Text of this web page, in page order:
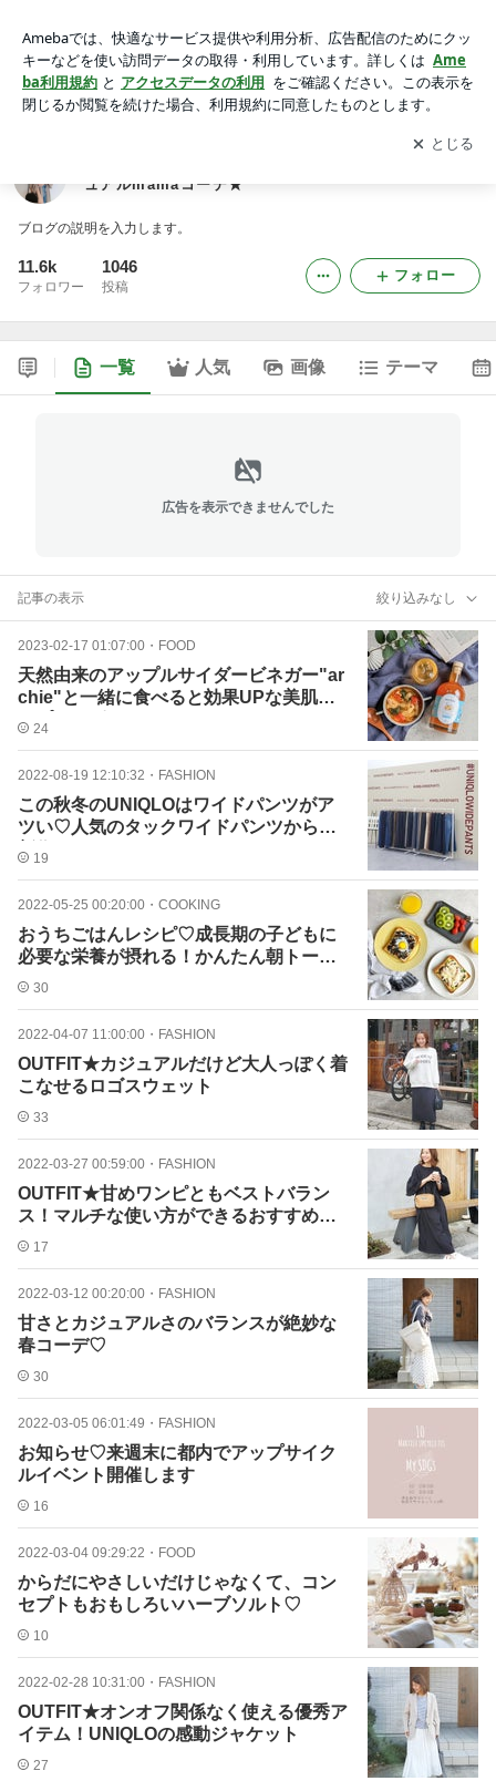
コーデ★アプリをダウンロードして ブログの更新通知
を受け取りまし
ょう。
開く
ュアルmamaコーデ★
ブログの説明を入力します。
11.6k
フォロワー
1046
投稿
フォロー
一覧 人気 画像 テーマ
広告を表示できませんでした
記事の表示 絞り込みなし
2023-02-17 01:07:00 ・ FOOD
天然由来のアップルサイダービネガー"ar
chie"と一緒に食べると効果UPな美肌ス
ープレシピ
24
2022-08-19 12:10:32 ・ FASHION
この秋冬のUNIQLOはワイドパンツがア
ツい♡人気のタックワイドパンツからは
新作も！
19
2022-05-25 00:20:00 ・ COOKING
おうちごはんレシピ♡成長期の子どもに
必要な栄養が摂れる！かんたん朝トース
ト30
2022-04-07 11:00:00 ・ FASHION
OUTFIT★カジュアルだけど大人っぽく着
こなせるロゴスウェット
33
2022-03-27 00:59:00 ・ FASHION
OUTFIT★甘めワンピともベストバラン
ス！マルチな使い方ができるおすすめ付
録バッグ
17
2022-03-12 00:20:00 ・ FASHION
甘さとカジュアルさのバランスが絶妙な
春コーデ♡
30
2022-03-05 06:01:49 ・ FASHION
お知らせ♡来週末に都内でアップサイク
ルイベント開催します
16
2022-03-04 09:29:22 ・ FOOD
からだにやさしいだけじゃなくて、コン
セプトもおもしろいハーブソルト♡
10
2022-02-28 10:31:00 ・ FASHION
OUTFIT★オンオフ関係なく使える優秀ア
イテム！UNIQLOの感動ジャケット
27